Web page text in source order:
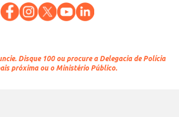
Disque 100 ou procure a Delegacia de Polícia
próxima ou o Ministério Público.